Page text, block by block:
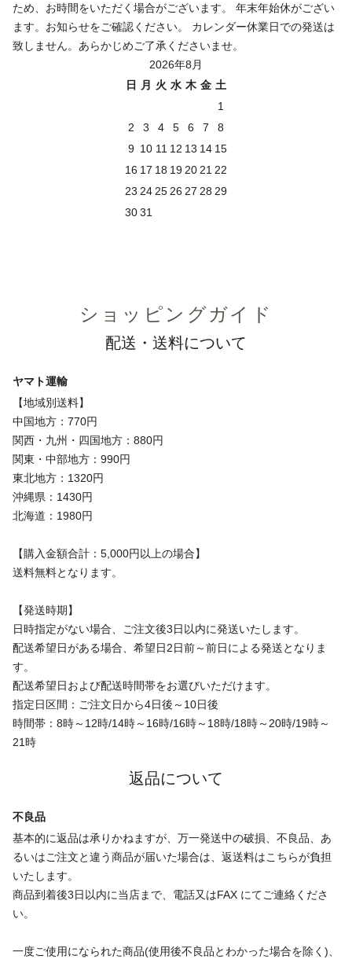
ため、お時間をいただく場合がございます。 年末年始休がござい
ます。お知らせをご確認ください。 カレンダー休業日での発送は
致しません。あらかじめご了承くださいませ。
2026年8月
日
月 火 水 木 金 土
1
2
3 4 5 6 7
8
9 10 11 12 13 14 15
16 17 18 19 20 21 22
23 24 25 26 27 28 29
3031
ショッピングガイド
配送・送料について
ヤマト運輸
【地域別送料】
中国地方：770円
関西・九州・四国地方：880円
関東・中部地方：990円
東北地方：1320円
沖縄県：1430円
北海道：1980円
【購入金額合計：5,000円以上の場合】
送料無料となります。
【発送時期】
日時指定がない場合、ご注文後3日以内に発送いたします。
配送希望日がある場合、希望日2日前～前日による発送となりま
す。
配送希望日および配送時間帯をお選びいただけます。
指定日区間：ご注文日から4日後～10日後
時間帯：8時～12時/14時～16時/16時～18時/18時～20時/19時～
21時
返品について
不良品
基本的に返品は承りかねますが、万一発送中の破損、不良品、あ
るいはご注文と違う商品が届いた場合は、返送料はこちらが負担
いたします。
商品到着後3日以内に当店まで、電話又はFAX にてご連絡くださ
い。
一度ご使用になられた商品(使用後不良品とわかった場合を除く)、